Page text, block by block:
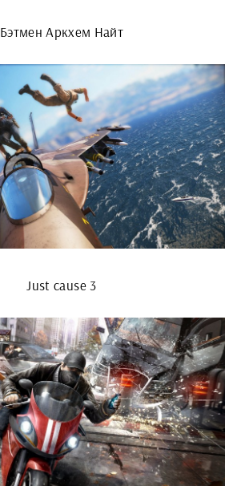
Бэтмен Аркхем Найт
Just cause 3